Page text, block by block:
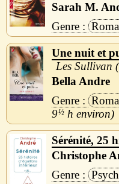
Sarah M.
Une nuit et
Les Sullivan
Bella Andre
9½ h
Sérénité, 25
Christophe